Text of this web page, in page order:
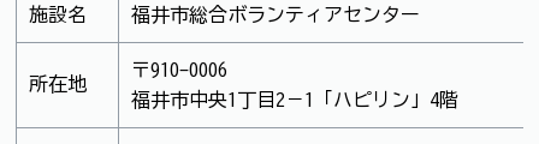
施設名 福井市総合ボランティアセンター
所在地
〒910-0006
福井市中央1丁目2－1「ハピリン」4階